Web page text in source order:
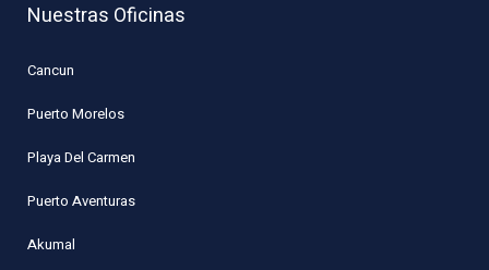
Nuestras Oficinas
Cancun
Puerto Morelos
Playa Del Carmen
Puerto Aventuras
Akumal